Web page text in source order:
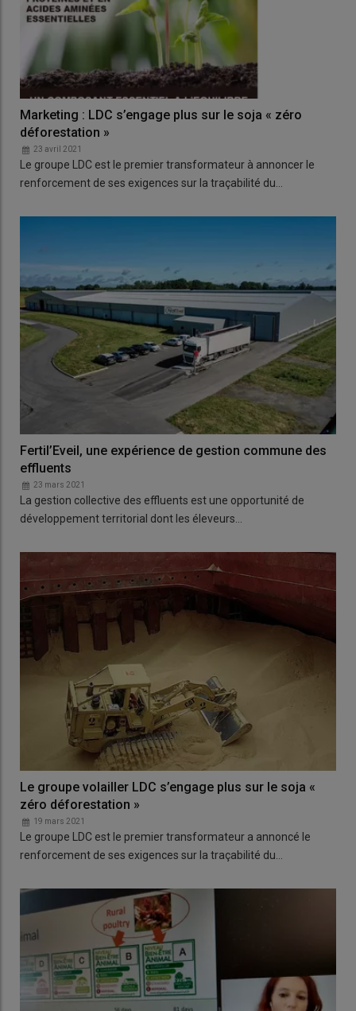
Marketing : LDC s’engage plus sur le soja « zéro
déforestation »
23 avril 2021
Le groupe LDC est le premier transformateur à annoncer le
renforcement de ses exigences sur la traçabilité du…
Fertil’Eveil, une expérience de gestion commune des
effluents
23 mars 2021
La gestion collective des effluents est une opportunité de
développement territorial dont les éleveurs…
Le groupe volailler LDC s’engage plus sur le soja «
zéro déforestation »
19 mars 2021
Le groupe LDC est le premier transformateur a annoncé le
renforcement de ses exigences sur la traçabilité du…